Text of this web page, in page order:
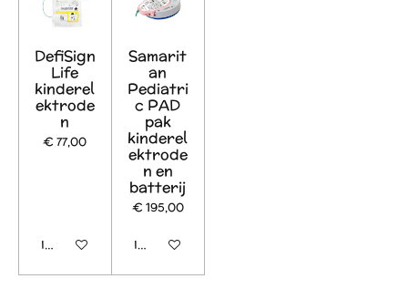
DefiSign
Life
kinderel
ektrode
n
€ 77,00
In winkelwagen
Samarit
an
Pediatri
c PAD
pak
kinderel
ektrode
n en
batterij
€ 195,00
In winkelwagen